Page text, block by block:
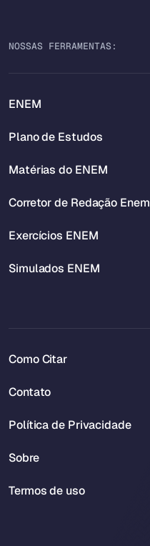
NOSSAS FERRAMENTAS:
ENEM
Plano de Estudos
Matérias do ENEM
Corretor de Redação Enem
Exercícios ENEM
Simulados ENEM
Como Citar
Contato
Política de Privacidade
Sobre
Termos de uso